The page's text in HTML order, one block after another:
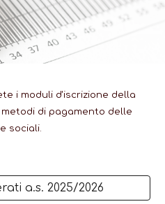
i moduli d'iscrizione della
di pagamento delle
sociali.
a.s. 2025/2026